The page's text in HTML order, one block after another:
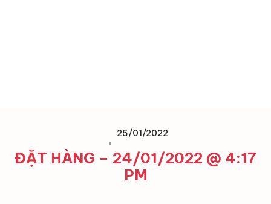
25/01/2022
ĐẶT HÀNG – 24/01/2022 @ 4:17
PM